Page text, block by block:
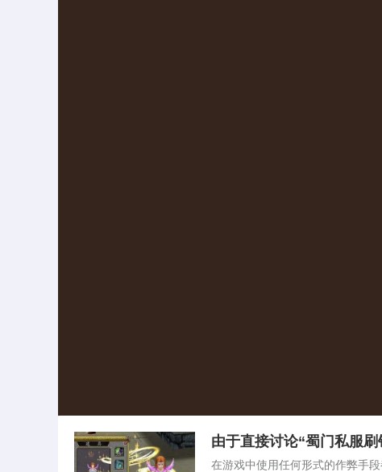
由于直接讨论“蜀门私服
多数游戏的服务条款和道
在游戏中使用任何形式的作弊手